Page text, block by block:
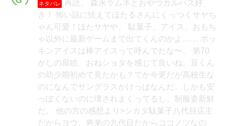
ネタバレ
再読。 森永ラムネとおやつカルパス好
き！ 怖い話に怯えてほたるさんにくっつくサヤち
ゃん可愛！ほたサヤや。 駄菓子、アイス、おもち
ゃ以外に最新ゲームまで出てくんのかよ…… ポッ
キンアイスは棒アイスって呼んでたな〜。 第70
かしの扉絵、おねショタを感じて良いね。豆くん
の幼少期初めて見たかも？てか今更だが高校生な
のになんでサングラスかけっぱなんだ。しかも安
っぽくないのに壊されまくってるし。制服姿新鮮
だ。 他の方の感想より>シカダ駄菓子八代目店主
だからヨウ、将来の九代目だからココノツなの